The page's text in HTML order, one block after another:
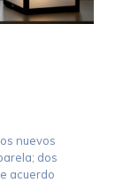
nuevos
dos
acuerdo